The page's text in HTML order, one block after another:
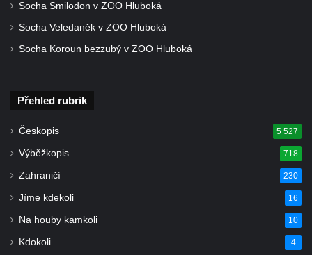
Hrob Jana Legáta na hřbitově v Cítolibech
Hrob Karla Trenklera na hřbitově v
Cítolibech
zámkem v Cítolibech
Pomník na místě hrobu ruských vojáků z
Chlumčanech
Hrob Jaroslava Klicpery na hřbitově v
Socha Smilodon v ZOO Hluboká
Socha Veledaněk v ZOO Hluboká
Socha Koroun bezzubý v ZOO Hluboká
Přehled rubrik
Českopis 5 527
Výběžkopis 718
Zahraničí 230
Jíme kdekoli 16
Na houby kamkoli 10
Kdokoli 4